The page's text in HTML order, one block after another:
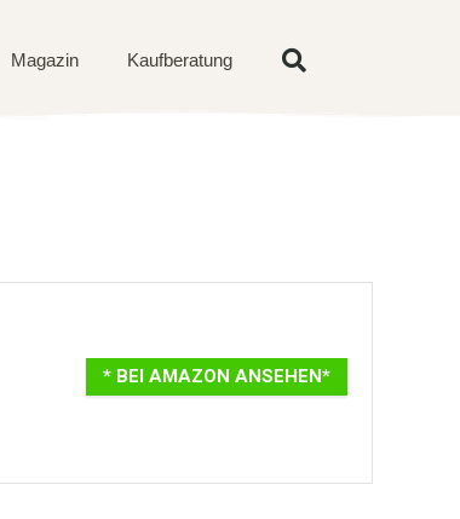
Magazin Kaufberatung
* BEI AMAZON ANSEHEN*